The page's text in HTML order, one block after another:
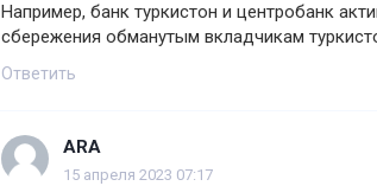
Например, банк туркистон и центробанк
сбережения обманутым вкладчикам
Ответить
ARA
15 апреля 2023 07:17